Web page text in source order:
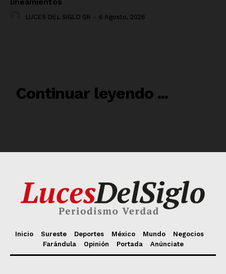
Inicio Sureste Deportes México Mundo
Negocios
Farándula
Opinión Portada Anúnciate